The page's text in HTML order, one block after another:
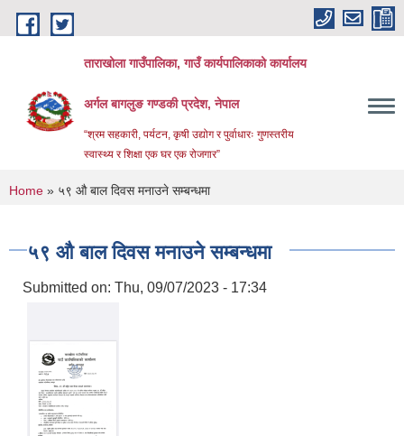
Skip to main content
ताराखोला गाउँपालिका, गाउँ कार्यपालिकाको कार्यालय
अर्गल बागलुङ गण्डकी प्रदेश, नेपाल
“श्रम सहकारी, पर्यटन, कृषी उद्योग र पुर्वाधारः गुणस्तरीय
स्वास्थ्य र शिक्षा एक घर एक रोजगार”
You are here
Home » ५९ औ बाल दिवस मनाउने सम्बन्धमा
५९ औ बाल दिवस मनाउने सम्बन्धमा
Submitted on: Thu, 09/07/2023 - 17:34